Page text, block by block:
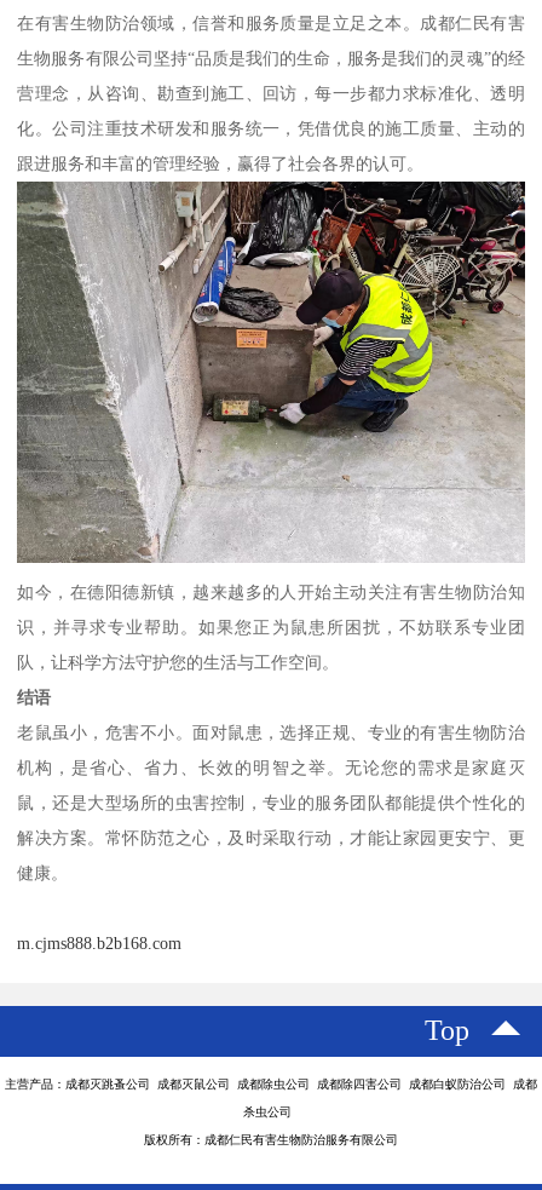
在有害生物防治领域，信誉和服务质量是立足之本。成都仁民有害
生物服务有限公司坚持“品质是我们的生命，服务是我们的灵魂”的经
营理念，从咨询、勘查到施工、回访，每一步都力求标准化、透明
化。公司注重技术研发和服务统一，凭借优良的施工质量、主动的
跟进服务和丰富的管理经验，赢得了社会各界的认可。
如今，在德阳德新镇，越来越多的人开始主动关注有害生物防治知
识，并寻求专业帮助。如果您正为鼠患所困扰，不妨联系专业团
队，让科学方法守护您的生活与工作空间。
结语
老鼠虽小，危害不小。面对鼠患，选择正规、专业的有害生物防治
机构，是省心、省力、长效的明智之举。无论您的需求是家庭灭
鼠，还是大型场所的虫害控制，专业的服务团队都能提供个性化的
解决方案。常怀防范之心，及时采取行动，才能让家园更安宁、更
健康。
m.cjms888.b2b168.com
Top
主营产品：成都灭跳蚤公司 成都灭鼠公司 成都除虫公司 成都除四害公司 成都白蚁防治公司 成都
杀虫公司
版权所有：成都仁民有害生物防治服务有限公司